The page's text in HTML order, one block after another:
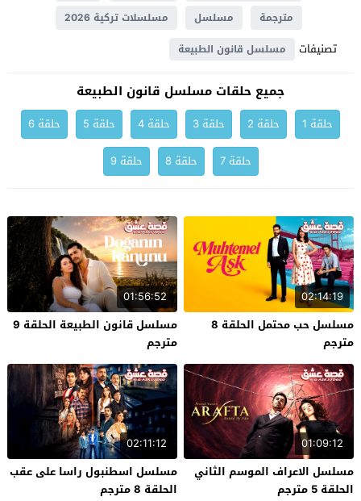
مترجمة
مسلسل مسلسلات تركية 2026
تصنيفات مسلسل قانون الطبيعة
جميع حلقات مسلسل قانون الطبيعة
حلقة 1 حلقة 2 حلقة 3 حلقة 4 حلقة 5
حلقة 6
حلقة 7
حلقة 8 حلقة 9
02:14:19
مسلسل حب محتمل الحلقة 8
مترجم
01:56:52
مسلسل قانون الطبيعة الحلقة 9
مترجم
01:09:12
مسلسل الاعراف الموسم الثاني
الحلقة 5 مترجم
02:11:12
مسلسل اسطنبول راسا على عقب
الحلقة 8 مترجم